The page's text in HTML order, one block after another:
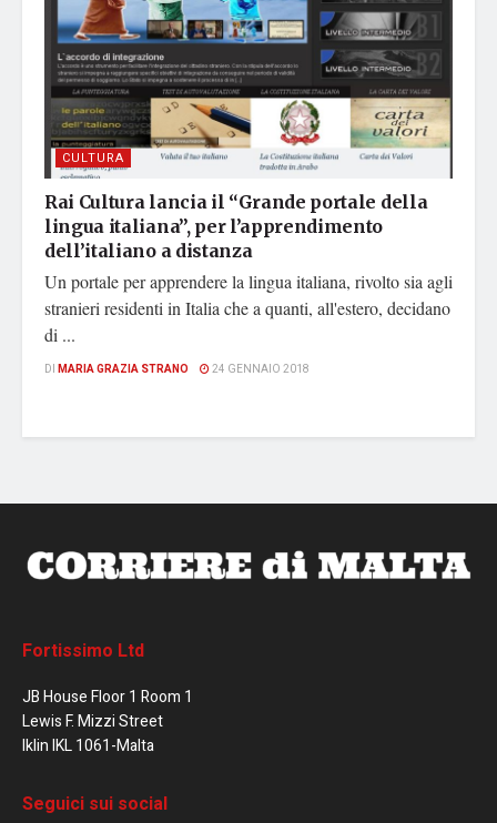
CULTURA
Rai Cultura lancia il “Grande portale della
lingua italiana”, per l’apprendimento
dell’italiano a distanza
Un portale per apprendere la lingua italiana, rivolto sia agli
stranieri residenti in Italia che a quanti, all'estero, decidano
di ...
DI MARIA GRAZIA STRANO 24 GENNAIO 2018
Fortissimo Ltd
JB House Floor 1 Room 1
Lewis F. Mizzi Street
Iklin IKL 1061-Malta
Seguici sui social